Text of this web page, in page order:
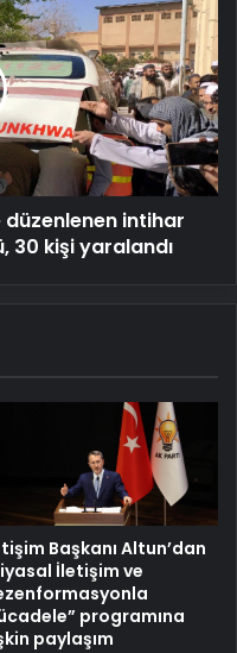
intihar
30 kişi yaralandı
Başkanı Altun’dan
İletişim ve
programına
paylaşım